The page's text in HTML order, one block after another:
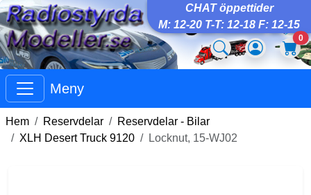
CHAT öppettider
M: 12-20 T-T: 12-18 F: 12-15
0
Meny
Hem Reservdelar
Reservdelar - Bilar
XLH Desert Truck 9120
Locknut, 15-WJ02